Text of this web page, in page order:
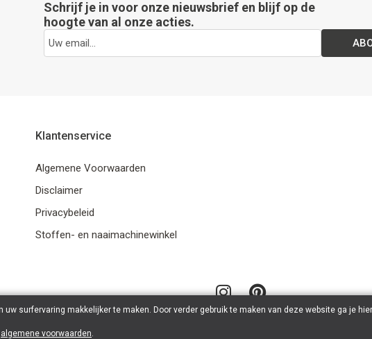
Schrijf je in voor onze nieuwsbrief en blijf op de
hoogte van al onze acties.
Klantenservice
Algemene Voorwaarden
Disclaimer
Privacybeleid
Stoffen- en naaimachinewinkel
uw surfervaring makkelijker te maken. Door verder gebruik te maken van deze website ga je
algemene voorwaarden.